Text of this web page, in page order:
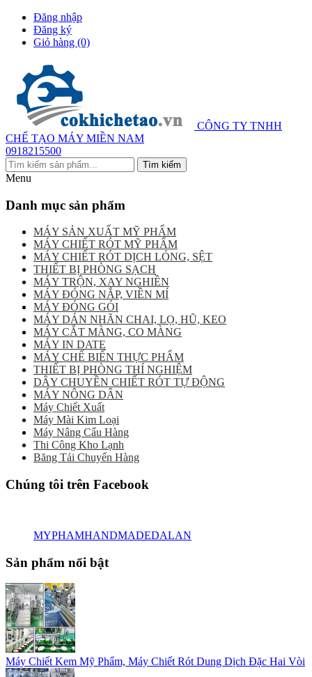
Đăng nhập
Đăng ký
Giỏ hàng (0)
CÔNG TY TNHH
CHẾ TẠO MÁY MIỀN NAM
0918215500
Menu
Danh mục sản phẩm
MÁY SẢN XUẤT MỸ PHẨM
MÁY CHIẾT RÓT MỸ PHẨM
MÁY CHIẾT RÓT DỊCH LỎNG, SỆT
THIẾT BỊ PHÒNG SẠCH
MÁY TRỘN, XAY NGHIỀN
MÁY ĐÓNG NẮP, VIỀN MÍ
MÁY ĐÓNG GÓI
MÁY DÁN NHÃN CHAI, LỌ, HŨ, KEO
MÁY CẮT MÀNG, CO MÀNG
MÁY IN DATE
MÁY CHẾ BIẾN THỰC PHẨM
THIẾT BỊ PHÒNG THÍ NGHIỆM
DÂY CHUYỀN CHIẾT RÓT TỰ ĐỘNG
MÁY NÔNG DÂN
Máy Chiết Xuất
Máy Mài Kim Loại
Máy Nâng Cẩu Hàng
Thi Công Kho Lạnh
Băng Tải Chuyển Hàng
Chúng tôi trên Facebook
MYPHAMHANDMADEDALAN
Sản phẩm nổi bật
Máy Chiết Kem Mỹ Phẩm, Máy Chiết Rót Dung Dịch Đặc Hai Vòi